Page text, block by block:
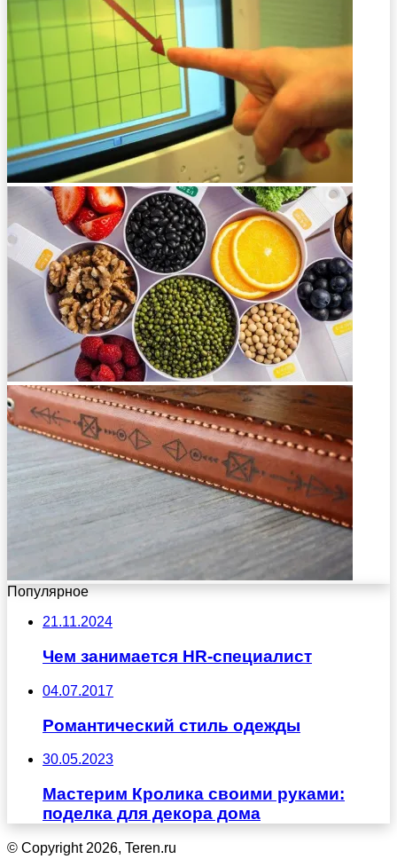
Популярное
21.11.2024
Чем занимается HR-специалист
04.07.2017
Романтический стиль одежды
30.05.2023
Мастерим Кролика своими руками:
поделка для декора дома
© Copyright 2026, Teren.ru